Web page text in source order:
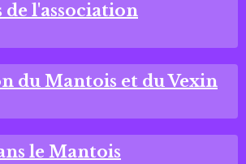
l'association
du Mantois et du Vexin
le Mantois